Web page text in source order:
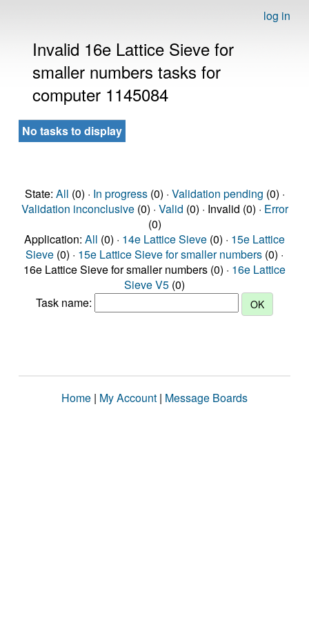
log in
Invalid 16e Lattice Sieve for
smaller numbers tasks for
computer 1145084
No tasks to display
State: All (0) · In progress(0) · Validation pending (0) ·
Validation inconclusive(0) · Valid (0) · Invalid (0) · Error
(0)
Application: All (0) · 14e Lattice Sieve (0) · 15e Lattice
Sieve (0) · 15e Lattice Sieve for smaller numbers (0) ·
16e Lattice Sieve for smaller numbers (0) · 16e Lattice
Sieve V5 (0)
Task name:
Home | My Account | Message Boards